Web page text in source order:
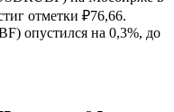
отметки ₽76,66.
опустился на 0,3%, до